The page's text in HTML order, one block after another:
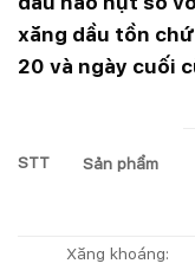
xăng dầu tồn
20 và ngày cuối
STT Sản phẩm
Xăng khoáng: